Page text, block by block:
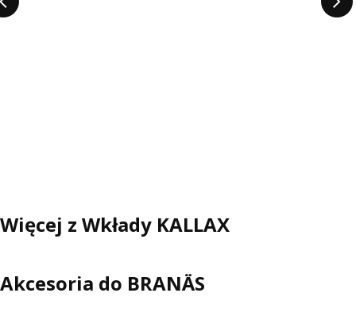
Więcej z Wkłady KALLAX
Akcesoria do BRANÄS